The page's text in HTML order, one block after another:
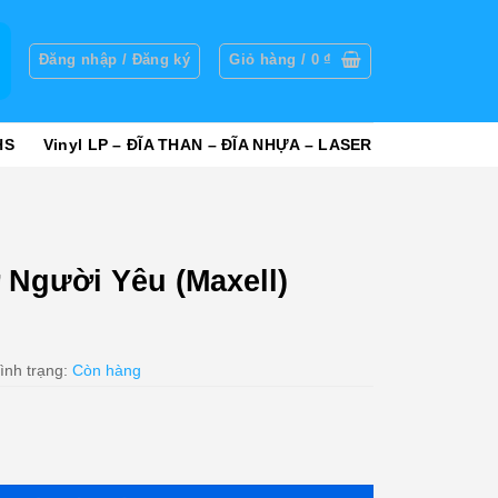
Đăng nhập / Đăng ký Giỏ hàng / 0₫
Vinyl LP – ĐĨA THAN – ĐĨA NHỰA – LASER
Người Yêu (Maxell)
trạng: Còn hàng
KGTUS số lượng